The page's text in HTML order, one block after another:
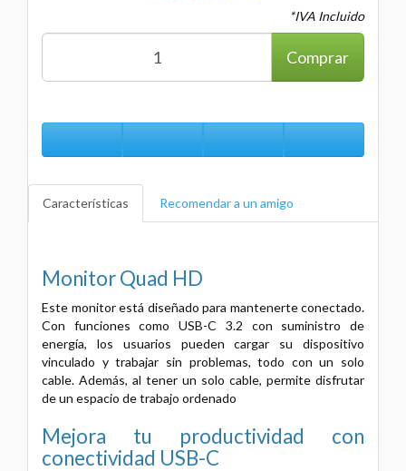
*IVA Incluido
Comprar
Características Recomendar a un amigo
Monitor Quad HD
Este monitor está diseñado para mantenerte conectado.
Con funciones como USB-C 3.2 con suministro de
energía, los usuarios pueden cargar su dispositivo
vinculado y trabajar sin problemas, todo con un solo
cable. Además, al tener un solo cable, permite disfrutar
de un espacio de trabajo ordenado
Mejora tu productividad con
conectividad USB-C